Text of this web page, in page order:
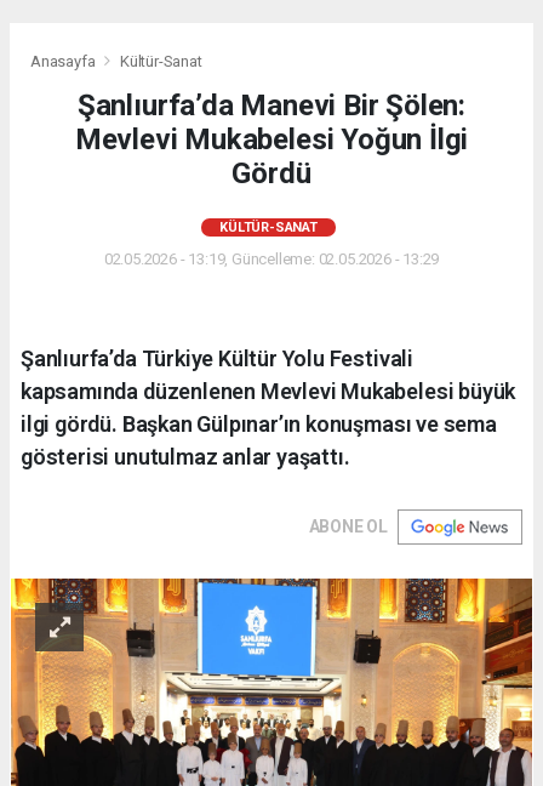
Anasayfa Kültür-Sanat
Şanlıurfa’da Manevi Bir Şölen:
Mevlevi Mukabelesi Yoğun İlgi
Gördü
KÜLTÜR-SANAT
02.05.2026 - 13:19, Güncelleme: 02.05.2026 - 13:29
Şanlıurfa’da Türkiye Kültür Yolu Festivali
kapsamında düzenlenen Mevlevi Mukabelesi büyük
ilgi gördü. Başkan Gülpınar’ın konuşması ve sema
gösterisi unutulmaz anlar yaşattı.
ABONE OL